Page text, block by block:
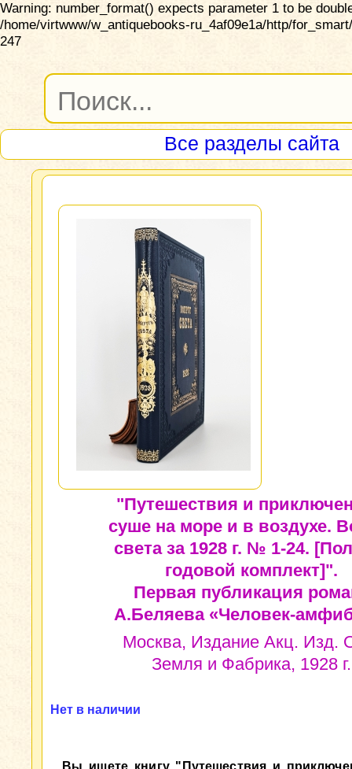
Warning: number_format() expects parameter 1 to be
/home/virtwww/w_antiquebooks-ru_4af09e1a/http/
247
Все разделы сайта
"Путешествия и
суше на море и в воздухе.
света за 1928 г. № 1-24.
годовой комплект]".
Первая публикация
А.Беляева «Человек-
Москва, Издание Акц. Изд.
Земля и Фабрика, 1928 г.
Нет в наличии
Вы ищете книгу "Путешествия и